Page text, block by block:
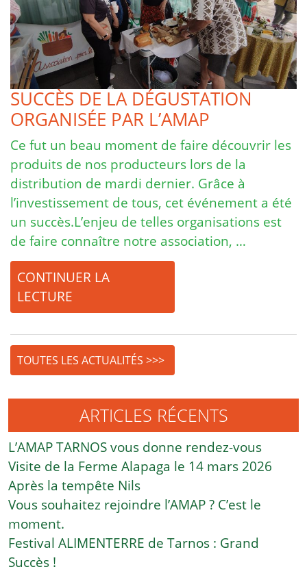
SUCCÈS DE LA DÉGUSTATION
ORGANISÉE PAR L’AMAP
Ce fut un beau moment de faire découvrir les
produits de nos producteurs lors de la
distribution de mardi dernier. Grâce à
l’investissement de tous, cet événement a été
un succès.L’enjeu de telles organisations est
de faire connaître notre association, …
CONTINUER LA
LECTURE
TOUTES LES ACTUALITÉS >>>
ARTICLES RÉCENTS
L’AMAP TARNOS vous donne rendez-vous
Visite de la Ferme Alapaga le 14 mars 2026
Après la tempête Nils
Vous souhaitez rejoindre l’AMAP ? C’est le
moment.
Festival ALIMENTERRE de Tarnos : Grand
Succès !